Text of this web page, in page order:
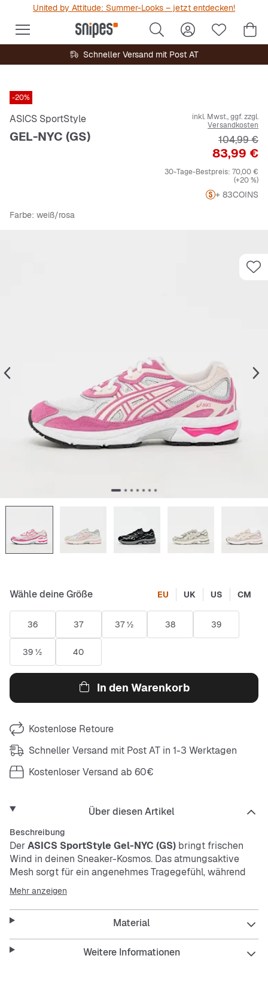
United by Attitude: Summer-Looks – jetzt entdecken!
Schneller Versand mit Post AT
-20%
ASICS SportStyle
GEL-NYC (GS)
inkl. Mwst., ggf. zzgl.
Versandkosten
Preis
83,99 €
104,99 €
30-Tage-Bestpreis: 70,00 €
(+20 %)
+ 83COINS
Farbe: weiß/rosa
Wähle deine Größe EU UK US CM
36 37 37 ½ 38 39
39 ½ 40
In den Warenkorb
Kostenlose Retoure
Schneller Versand mit Post AT in 1-3 Werktagen
Kostenloser Versand ab 60€
Über diesen Artikel
Beschreibung
DerASICS SportStyle Gel-NYC (GS) bringt frischen
Wind in deinen Sneaker-Kosmos. Das atmungsaktive
Mesh sorgt für ein angenehmes Tragegefühl, während
die stabilisierende Passform deinen Fuß sicher hält. Mit
seinem strapazierfähigen Design ist er perfekt für jeden
Tag und bleibt dabei pflegeleicht.
Features:
Mehr anzeigen
Material
Weitere Informationen